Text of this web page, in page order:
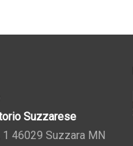
Suzzarese
46029 Suzzara MN